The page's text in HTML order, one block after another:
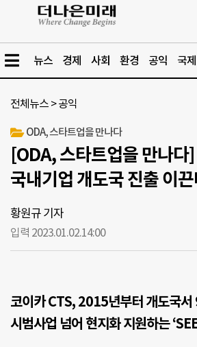
뉴스 경제 사회 환경 공익 국제
전체뉴스 >공익
ODA, 스타트업을 만나다
[ODA, 스타트업을 만나다
국내기업 개도국 진출 이
황원규 기자
입력 2023.01.02.14:00
코이카 CTS, 2015년부터 개도국서
시범사업 넘어 현지화 지원하는